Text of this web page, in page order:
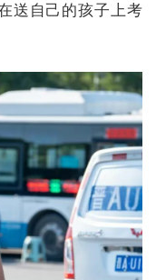
送自己的孩子上考